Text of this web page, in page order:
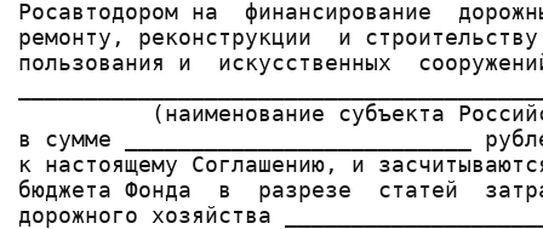
Росавтодором на  финансирование
ремонту, реконструкции  и
пользования и  искусственных
(наименование субъекта
в сумме __________________________
к настоящему Соглашению, и
бюджета Фонда  в  разрезе  статей
дорожного хозяйства